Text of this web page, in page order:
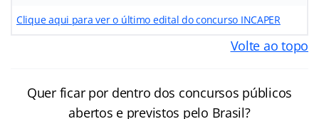
Clique aqui para ver o último edital do concurso INCAPER
Volte ao topo
Quer ficar por dentro dos concursos públicos
abertos e previstos pelo Brasil?